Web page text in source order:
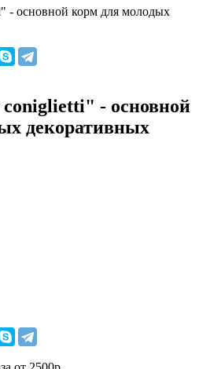
- основной корм для молодых
- основной
декоративных